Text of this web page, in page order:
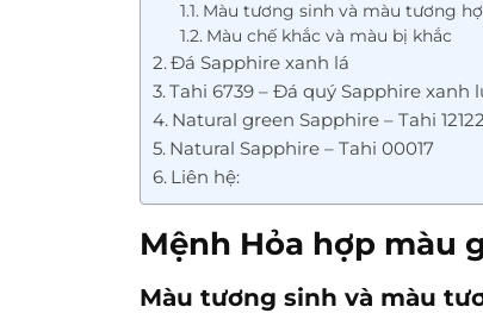
Màu tương sinh và màu tương
Màu chế khắc và màu bị khắc
Đá Sapphire xanh lá
Tahi 6739 – Đá quý Sapphire xanh
Natural green Sapphire – Tahi 12122
Natural Sapphire – Tahi 00017
Liên hệ:
Mệnh Hỏa hợp màu
Màu tương sinh và màu